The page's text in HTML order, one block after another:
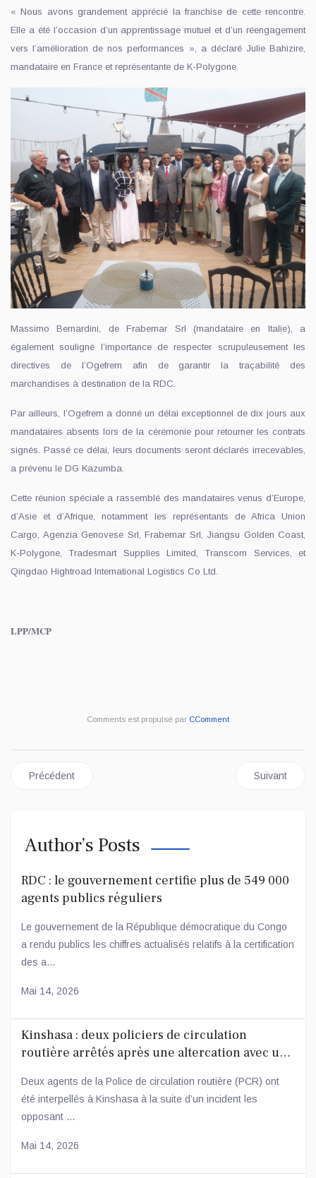
« Nous avons grandement apprécié la franchise de cette rencontre.
Elle a été l’occasion d’un apprentissage mutuel et d’un réengagement
vers l’amélioration de nos performances », a déclaré Julie Bahizire,
mandataire en France et représentante de K-Polygone.
Massimo Bernardini, de Frabemar Srl (mandataire en Italie), a
également souligné l’importance de respecter scrupuleusement les
directives de l’Ogefrem afin de garantir la traçabilité des
marchandises à destination de la RDC.
Par ailleurs, l’Ogefrem a donné un délai exceptionnel de dix jours aux
mandataires absents lors de la cérémonie pour retourner les contrats
signés. Passé ce délai, leurs documents seront déclarés irrecevables,
a prévenu le DG Kazumba.
Cette réunion spéciale a rassemblé des mandataires venus d’Europe,
d’Asie et d’Afrique, notamment les représentants de Africa Union
Cargo, Agenzia Genovese Srl, Frabemar Srl, Jiangsu Golden Coast,
K-Polygone, Tradesmart Supplies Limited, Transcom Services, et
Qingdao Hightroad International Logistics Co Ltd.
LPP/MCP
Comments est propulsé par CComment
Article précédent : RDC: LES ORGANISATIONS DE LA
Précédent Article
Suivant
Author’s Posts
RDC : le gouvernement certifie plus de 549 000
agents publics réguliers
Le gouvernement de la République démocratique du Congo
a rendu publics les chiffres actualisés relatifs à la certification
des a...
Mai 14, 2026
Kinshasa : deux policiers de circulation
routière arrêtés après une altercation avec un
Deux agents de la Police de circulation routière (PCR) ont
été interpellés à Kinshasa à la suite d’un incident les
opposant ...
Mai 14, 2026